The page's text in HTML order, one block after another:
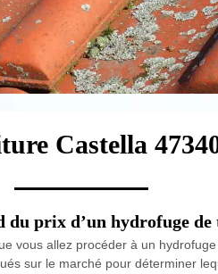
Castella
du prix d’un hydrofuge
vous allez procéder à un
sur le marché pour déterminer